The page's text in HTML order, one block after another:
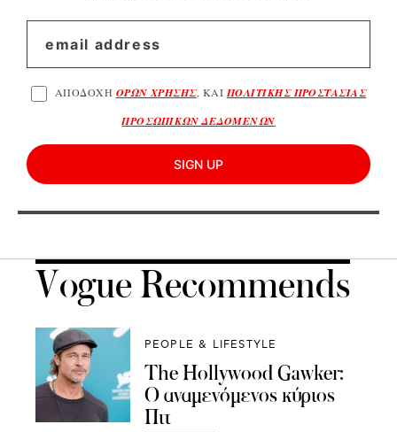
ΑΠΟΔΟΧΗ ΟΡΩΝ ΧΡΗΣΗΣ, ΚΑΙΠΟΛΙΤΙΚΗΣ ΠΡΟΣΤΑΣΙΑΣ
ΠΡΟΣΩΠΙΚΩΝ ΔΕΔΟΜΕΝΩΝ
SIGN UP
Vogue Recommends
PEOPLE & LIFESTYLE
The Hollywood Gawker:
Ο αναμενόμενος κύριος
Πιτ